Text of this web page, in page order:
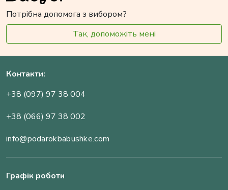
Потрібна допомога з вибором?
Так, допоможіть мені
Контакти:
+38 (097) 97 38 004
+38 (066) 97 38 002
info@podarokbabushke.com
Графік роботи